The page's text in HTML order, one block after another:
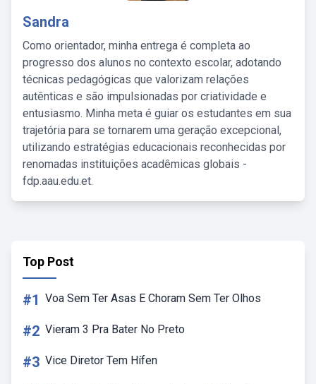
Sandra
Como orientador, minha entrega é completa ao
progresso dos alunos no contexto escolar, adotando
técnicas pedagógicas que valorizam relações
autênticas e são impulsionadas por criatividade e
entusiasmo. Minha meta é guiar os estudantes em sua
trajetória para se tornarem uma geração excepcional,
utilizando estratégias educacionais reconhecidas por
renomadas instituições acadêmicas globais -
fdp.aau.edu.et.
Top Post
#1 Voa Sem Ter Asas E Choram Sem Ter Olhos
#2 Vieram 3 Pra Bater No Preto
#3 Vice Diretor Tem Hífen